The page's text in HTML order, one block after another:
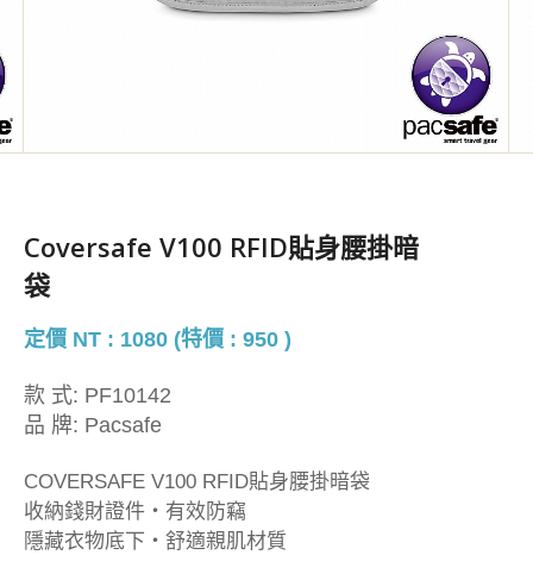
Coversafe V100 RFID貼身腰掛暗
袋
定價 NT : 1080 (特價 : 950 )
款 式: PF10142
品 牌: Pacsafe
COVERSAFE V100 RFID貼身腰掛暗袋
收納錢財證件・有效防竊
隱藏衣物底下・舒適親肌材質